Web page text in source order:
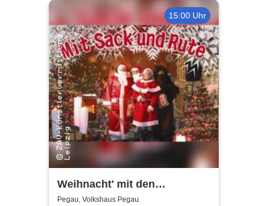
15:00 Uhr
Weihnacht' mit den
Holzhäuser Spatzen - Mit
Pegau, Volkshaus Pegau